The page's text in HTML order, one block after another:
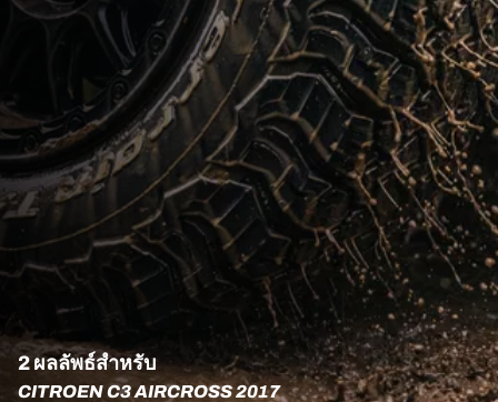
2 ผลลัพธ์สำหรับ
CITROEN C3 AIRCROSS 2017